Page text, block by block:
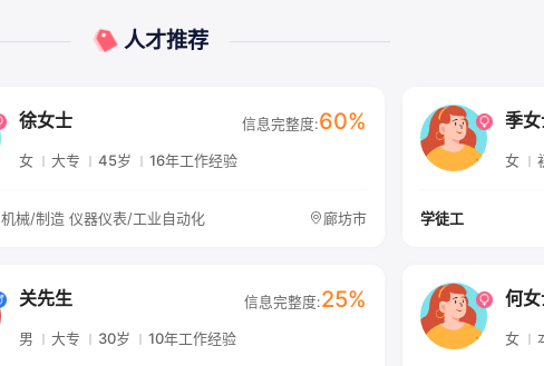
人才推荐
徐女士 信息完整度:60%
女 大专 45岁 16年工作经验
机械/制造 仪器仪表/工业自动化 廊坊市
季女
女
学徒工
关先生 信息完整度:25%
男 大专 30岁 10年工作经验
何女
女